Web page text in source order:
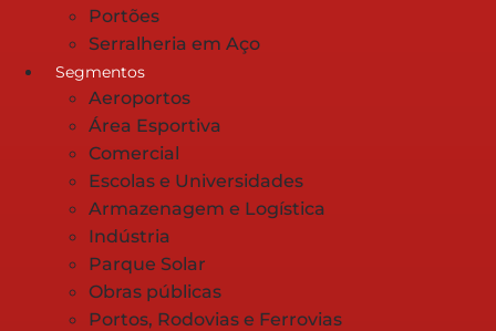
Portões
Serralheria em Aço
Segmentos
Aeroportos
Área Esportiva
Comercial
Escolas e Universidades
Armazenagem e Logística
Indústria
Parque Solar
Obras públicas
Portos, Rodovias e Ferrovias